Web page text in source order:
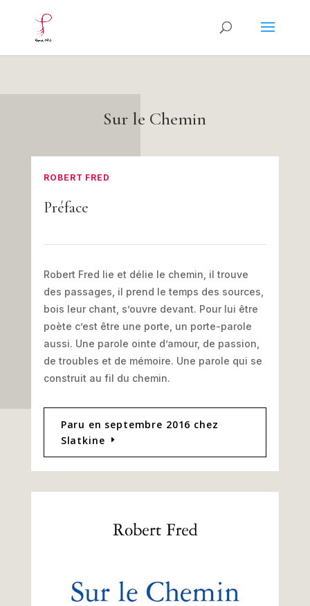
Sur le Chemin
ROBERT FRED
Préface
Robert Fred lie et délie le chemin, il trouve
des passages, il prend le temps des sources,
bois leur chant, s’ouvre devant. Pour lui être
poète c’est être une porte, un porte-parole
aussi. Une parole ointe d’amour, de passion,
de troubles et de mémoire. Une parole qui se
construit au fil du chemin.
Paru en septembre 2016 chez
Slatkine